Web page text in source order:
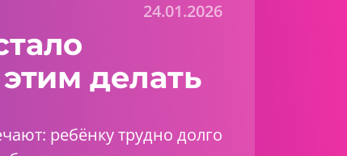
24.01.2026
делать
ребёнку трудно долго